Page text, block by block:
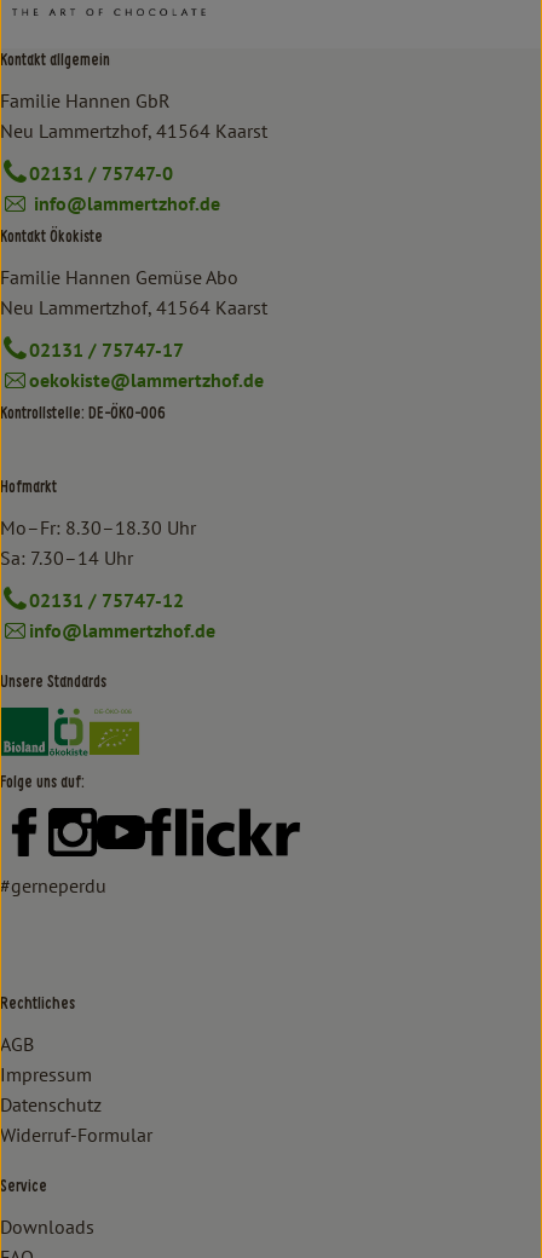
Kontakt allgemein
Familie Hannen GbR
Neu Lammertzhof, 41564 Kaarst
02131 / 75747-0
info@lammertzhof.de
Kontakt Ökokiste
Familie Hannen Gemüse Abo
Neu Lammertzhof, 41564 Kaarst
02131 / 75747-17
oekokiste@lammertzhof.de
Kontrollstelle: DE-ÖKO-006
Hofmarkt
Mo–Fr: 8.30–18.30 Uhr
Sa: 7.30–14 Uhr
02131 / 75747-12
info@lammertzhof.de
Unsere Standards
Externer Link zu https://www.bioland.de/verbraucher
Externer Link zu https://www.oekokiste.de/
Folge uns auf:
Externer Link zu https://www.facebook.com/lammertzhof/
Externer Link zu https://www.instagram.com/
Externer Link zu https://www.youtube.com/
Externer Link zu https://
#gerneperdu
Rechtliches
AGB
Impressum
Datenschutz
Widerruf-Formular
Service
Downloads